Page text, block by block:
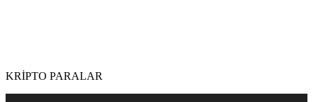
KRİPTO PARALAR